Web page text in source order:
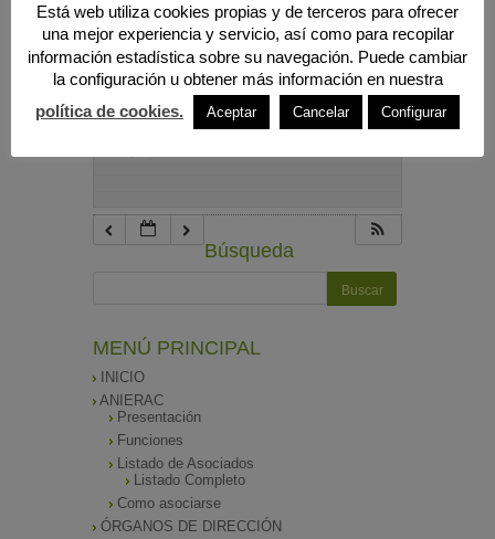
9:00 pm
10:00 pm
Búsqueda
MENÚ PRINCIPAL
INICIO
ANIERAC
Presentación
Funciones
Listado de Asociados
Listado Completo
Como asociarse
ÓRGANOS DE DIRECCIÓN
Está web utiliza cookies propias y de terceros para ofrecer
una mejor experiencia y servicio, así como para recopilar
información estadística sobre su navegación. Puede cambiar
la configuración u obtener más información en nuestra
política de cookies.
Aceptar Cancelar Configurar